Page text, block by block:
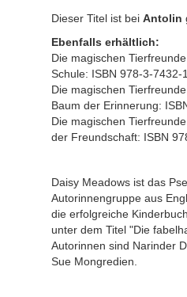
Dieser Titel ist bei Antolin
Ebenfalls erhältlich:
Die magischen
Schule: ISBN 978-3-7432-
Die magischen
Baum der Erinnerung:
Die magischen
der Freundschaft: ISBN
Daisy Meadows ist das
Autorinnengruppe aus
die erfolgreiche
unter dem Titel "Die
Autorinnen sind Narinder
Sue Mongredien.